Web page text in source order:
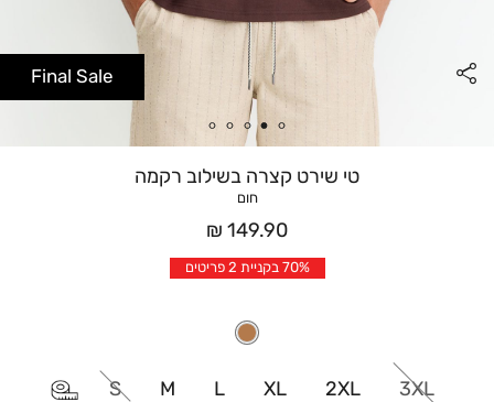
טי שירט קצרה בשילוב רקמה
חום
מחיר
אחרי
הנחה
149.90 ₪
70% בקניית 2 פריטים
S M L XL 2XL 3XL
Final Sale